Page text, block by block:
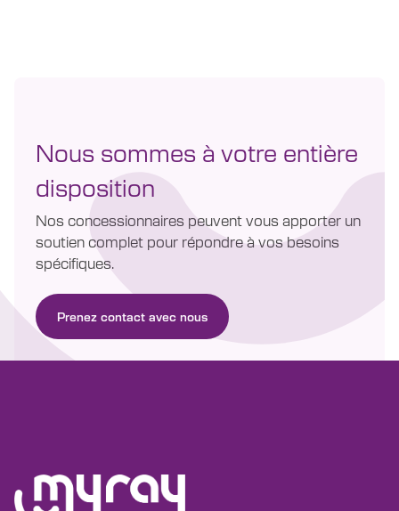
Nous sommes à votre entière
disposition
Nos concessionnaires peuvent vous apporter un
soutien complet pour répondre à vos besoins
spécifiques.
Prenez contact avec nous